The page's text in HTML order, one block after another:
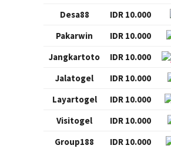
Desa88
IDR 10.000
Pakarwin
IDR 10.000
Jangkartoto
IDR 10.000
Jalatogel
IDR 10.000
Layartogel
IDR 10.000
Visitogel
IDR 10.000
Group188
IDR 10.000